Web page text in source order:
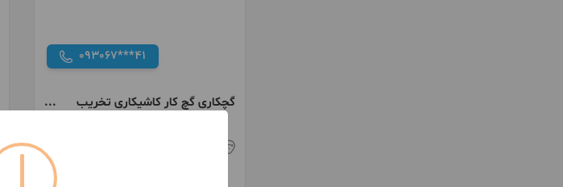
093067***41
گچکاری گچ کار کاشیکاری تخریب